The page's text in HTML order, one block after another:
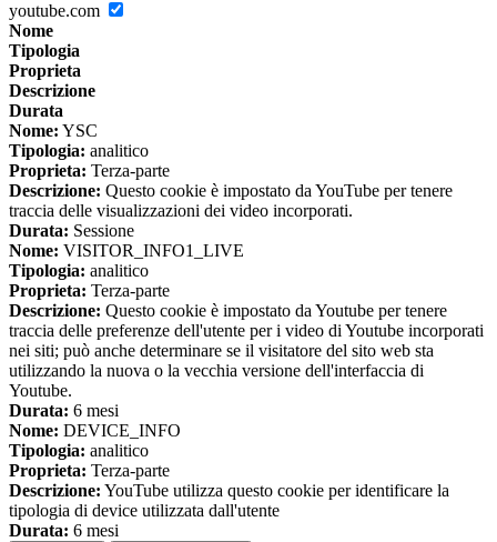
youtube.com
Nome
Tipologia
Proprieta
Descrizione
Durata
Nome: YSC
Tipologia: analitico
Proprieta: Terza-parte
Descrizione: Questo cookie è impostato da YouTube per tenere
traccia delle visualizzazioni dei video incorporati.
Durata: Sessione
Nome: VISITOR_INFO1_LIVE
Tipologia: analitico
Proprieta: Terza-parte
Descrizione: Questo cookie è impostato da Youtube per tenere
traccia delle preferenze dell'utente per i video di Youtube incorporati
nei siti; può anche determinare se il visitatore del sito web sta
utilizzando la nuova o la vecchia versione dell'interfaccia di
Youtube.
Durata: 6 mesi
Nome: DEVICE_INFO
Tipologia: analitico
Proprieta: Terza-parte
Descrizione: YouTube utilizza questo cookie per identificare la
tipologia di device utilizzata dall'utente
Durata: 6 mesi